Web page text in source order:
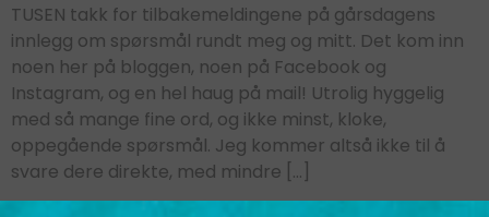
TUSEN takk for tilbakemeldingene på gårsdagens
innlegg om spørsmål rundt meg og mitt. Det kom inn
noen her på bloggen, noen på Facebook og
Instagram, og en hel haug på mail! Utrolig hyggelig
med så mange fine ord, og ikke minst, kloke,
oppegående spørsmål. Jeg kommer altså ikke til å
svare dere direkte, med mindre […]